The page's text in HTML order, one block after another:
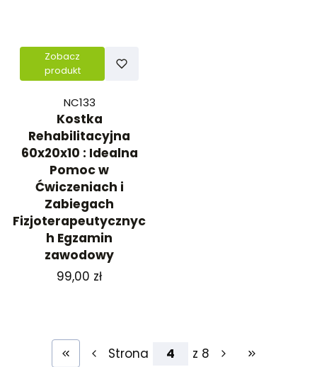
Zobacz
produkt
NC133
Kostka
Rehabilitacyjna
60x20x10 : Idealna
Pomoc w
Ćwiczeniach i
Zabiegach
Fizjoterapeutycznyc
h Egzamin
zawodowy
Cena
99,00 zł
Wróć do pierwszej strony z produktami
Strona z 8 Przejdź do